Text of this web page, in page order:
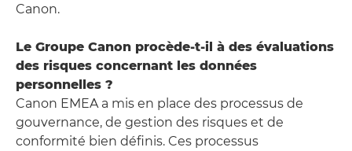
Canon.
Le Groupe Canon procède-t-il à des évaluations
des risques concernant les données
personnelles ?
Canon EMEA a mis en place des processus de
gouvernance, de gestion des risques et de
conformité bien définis. Ces processus